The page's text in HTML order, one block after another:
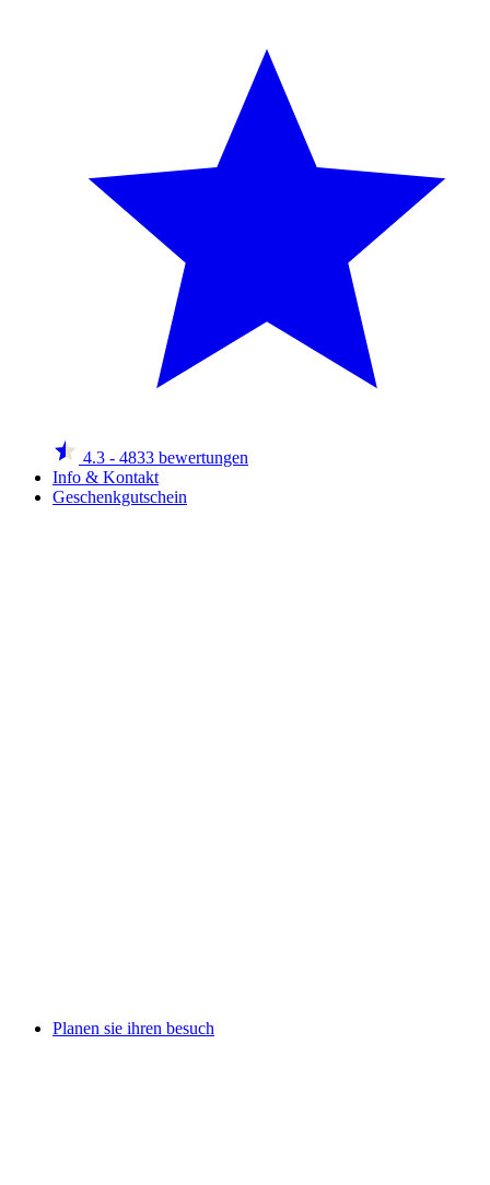
4.3 - 4833 bewertungen
Info & Kontakt
Geschenkgutschein
Planen sie ihren besuch